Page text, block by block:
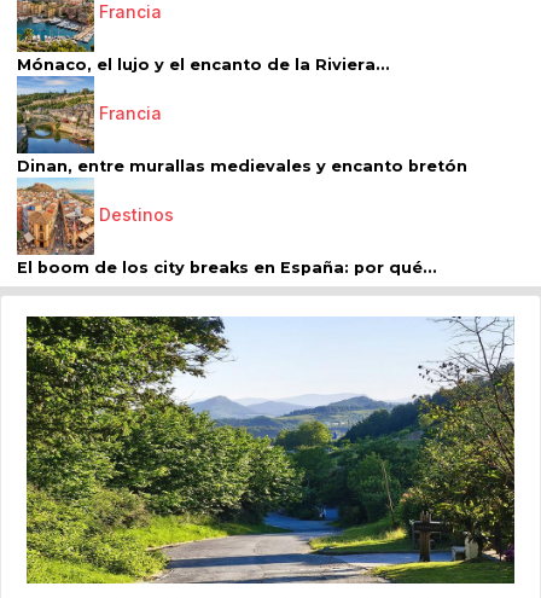
Francia
Mónaco, el lujo y el encanto de la Riviera...
Francia
Dinan, entre murallas medievales y encanto bretón
Destinos
El boom de los city breaks en España: por qué...